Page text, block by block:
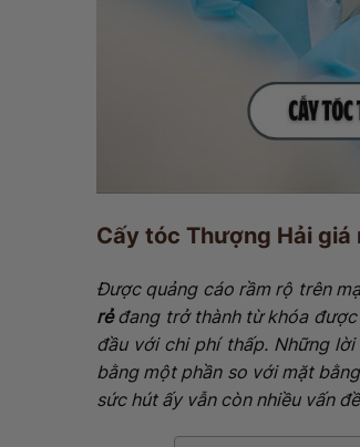
Cấy tóc Thượng Hải giá
Được quảng cáo rầm rộ trên
rẻđang trở thành từ khóa
đầu với chi phí thấp. Những
bằng một phần so với mặt
sức hút ấy vẫn còn nhiều vấn